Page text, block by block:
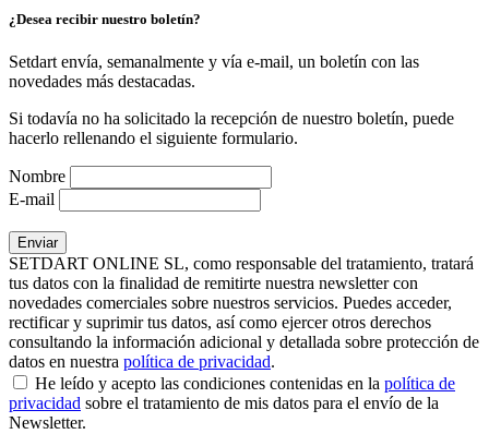
¿Desea recibir nuestro boletín?
Setdart envía, semanalmente y vía e-mail, un boletín con las
novedades más destacadas.
Si todavía no ha solicitado la recepción de nuestro boletín, puede
hacerlo rellenando el siguiente formulario.
Nombre
E-mail
SETDART ONLINE SL, como responsable del tratamiento, tratará
tus datos con la finalidad de remitirte nuestra newsletter con
novedades comerciales sobre nuestros servicios. Puedes acceder,
rectificar y suprimir tus datos, así como ejercer otros derechos
consultando la información adicional y detallada sobre protección de
datos en nuestra política de privacidad.
He leído y acepto las condiciones contenidas en la política de
privacidad sobre el tratamiento de mis datos para el envío de la
Newsletter.